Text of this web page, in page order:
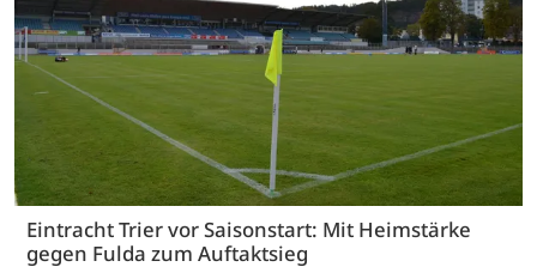
Eintracht Trier vor Saisonstart: Mit Heimstärke
gegen Fulda zum Auftaktsieg